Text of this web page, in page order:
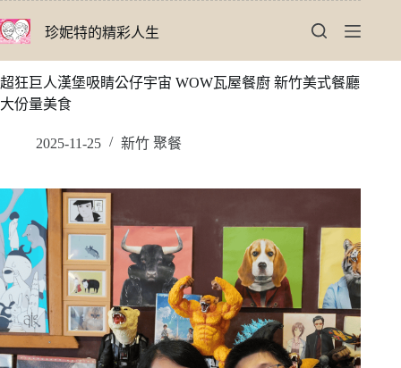
至
要
內
珍妮特的精彩人生
超狂巨人漢堡吸睛公仔宇宙 WOW瓦屋餐廚 新竹美式餐廳
大份量美食
2025-11-25 新竹 聚餐